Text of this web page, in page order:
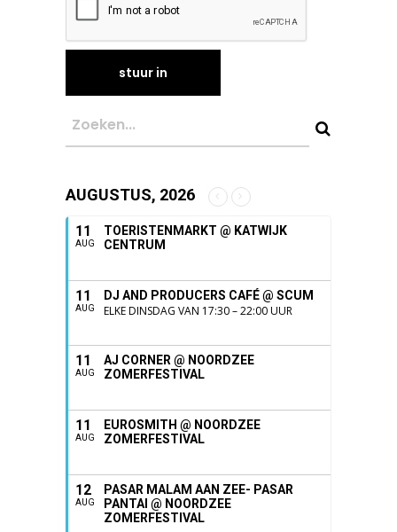
AUGUSTUS, 2026
11
AUG
TOERISTENMARKT @ KATWIJK
CENTRUM
11
AUG
DJ AND PRODUCERS CAFÉ @ SCUM
ELKE DINSDAG VAN 17:30 – 22:00 UUR
11
AUG
AJ CORNER @ NOORDZEE
ZOMERFESTIVAL
11
AUG
EUROSMITH @ NOORDZEE
ZOMERFESTIVAL
12
AUG
PASAR MALAM AAN ZEE- PASAR
PANTAI @ NOORDZEE
ZOMERFESTIVAL